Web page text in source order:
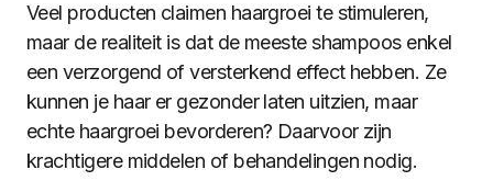
Veel producten claimen haargroei te stimuleren,
maar de realiteit is dat de meeste shampoos enkel
een verzorgend of versterkend effect hebben. Ze
kunnen je haar er gezonder laten uitzien, maar
echte haargroei bevorderen? Daarvoor zijn
krachtigere middelen of behandelingen nodig.